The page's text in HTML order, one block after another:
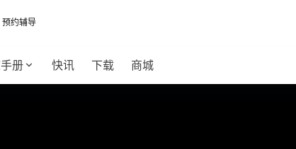
预约辅导
册 快讯 下载 商城